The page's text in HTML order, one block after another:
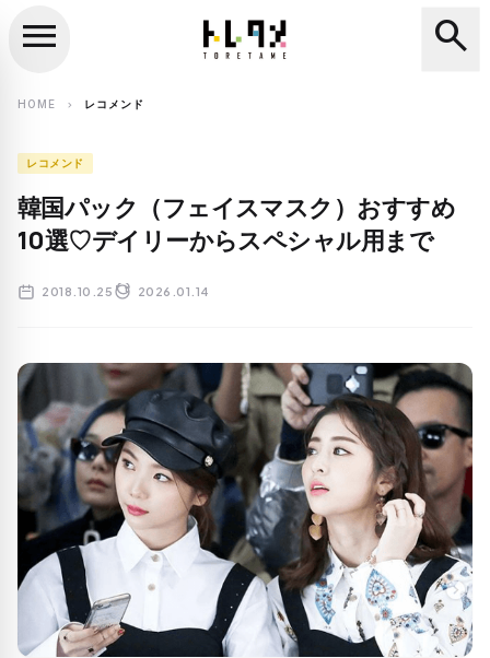
search
menu search
HOME chevron_right レコメンド
レコメンド
韓国パック（フェイスマスク）おすすめ
10選♡デイリーからスペシャル用まで
2018.10.25 2026.01.14